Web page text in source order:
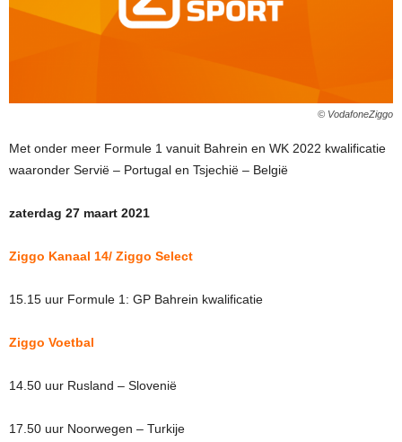
© VodafoneZiggo
Met onder meer Formule 1 vanuit Bahrein en WK 2022 kwalificatie
waaronder Servië – Portugal en Tsjechië – België
zaterdag 27 maart 2021
Ziggo Kanaal 14/ Ziggo Select
15.15 uur Formule 1: GP Bahrein kwalificatie
Ziggo Voetbal
14.50 uur Rusland – Slovenië
17.50 uur Noorwegen – Turkije